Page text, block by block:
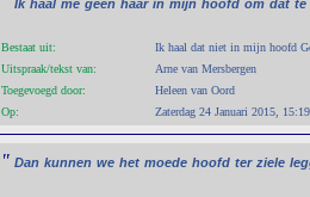
Ik haal me geen haar in mijn hoofd om dat te
Bestaat uit:
Ik haal dat niet in mijn hoofd
Uitspraak/tekst van:
Arne van Mersbergen
Toegevoegd door:
Heleen van Oord
Op:
Zaterdag 24 Januari 2015, 15:19
" Dan kunnen we het moede hoofd ter ziele